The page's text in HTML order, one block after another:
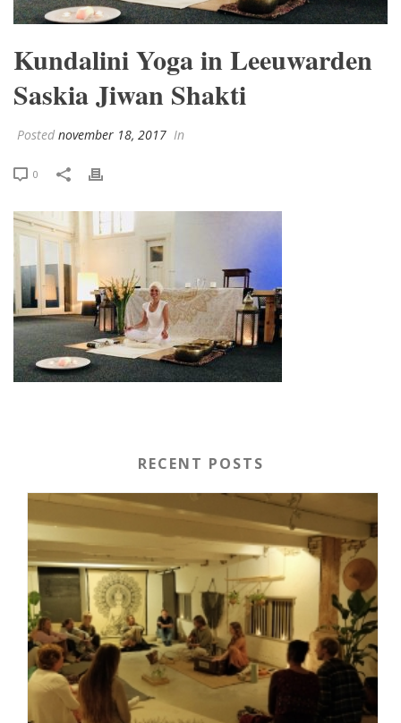
Kundalini Yoga in Leeuwarden
Saskia Jiwan Shakti
Posted november 18, 2017 In
0
RECENT POSTS